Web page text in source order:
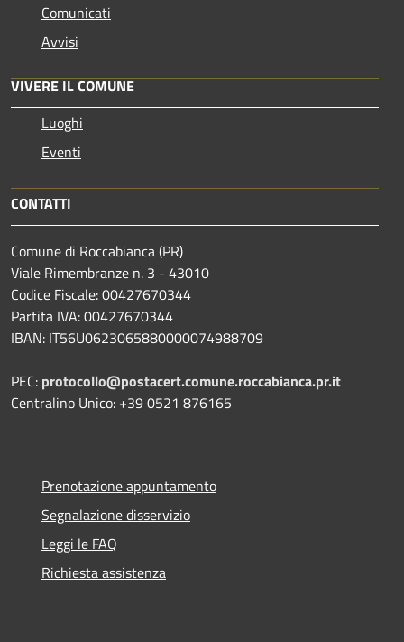
Comunicati
Avvisi
VIVERE IL COMUNE
Luoghi
Eventi
CONTATTI
Comune di Roccabianca (PR)
Viale Rimembranze n. 3 - 43010
Codice Fiscale: 00427670344
Partita IVA: 00427670344
IBAN: IT56U0623065880000074988709
PEC: protocollo@postacert.comune.roccabianca.pr.it
Centralino Unico: +39 0521 876165
Prenotazione appuntamento
Segnalazione disservizio
Leggi le FAQ
Richiesta assistenza